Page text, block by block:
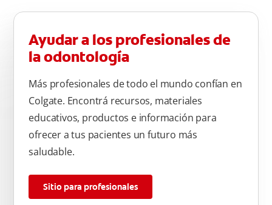
Ayudar a los profesionales de
la odontología
Más profesionales de todo el mundo confían en
Colgate. Encontrá recursos, materiales
educativos, productos e información para
ofrecer a tus pacientes un futuro más
saludable.
Sitio para profesionales